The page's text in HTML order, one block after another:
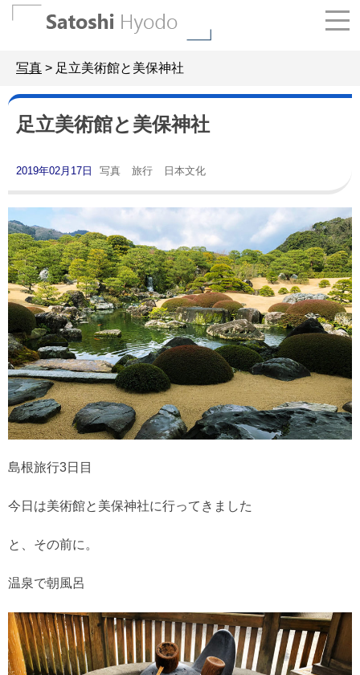
Skip
写真 > 足立美術館と美保神社
足立美術館と美保神社
2019年02月17日 写真 旅行 日本文化
島根旅行3日目
今日は美術館と美保神社に行ってきました
と、その前に。
温泉で朝風呂